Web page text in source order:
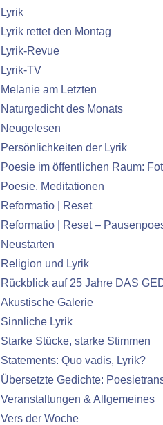
Lyrik
Lyrik rettet den Montag
Lyrik-Revue
Lyrik-TV
Melanie am Letzten
Naturgedicht des Monats
Neugelesen
Persönlichkeiten der Lyrik
Poesie im öffentlichen Raum:
Poesie. Meditationen
Reformatio | Reset
Reformatio | Reset –
Neustarten
Religion und Lyrik
Rückblick auf 25 Jahre DAS
Akustische Galerie
Sinnliche Lyrik
Starke Stücke, starke Stimmen
Statements: Quo vadis, Lyrik?
Übersetzte Gedichte:
Veranstaltungen & Allgemeines
Vers der Woche